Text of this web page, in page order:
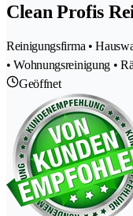
Clean Profis
Reinigungsfirma •
• Wohnungsreinigung •
Geöffnet